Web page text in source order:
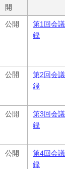
開
公開
第1回会議
録
公開
第2回会議
録
公開
第3回会議
録
公開
第4回会議
録